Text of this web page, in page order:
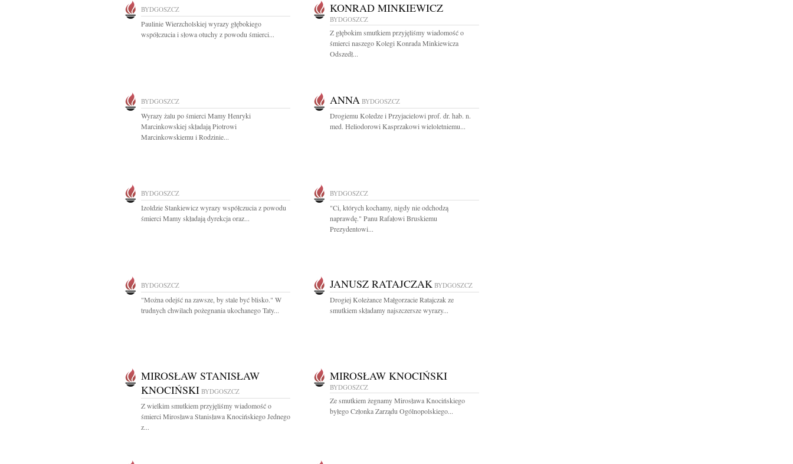
BYDGOSZCZ
Paulinie Wierzcholskiej wyrazy głębokiego
współczucia i słowa otuchy z powodu śmierci...
KONRAD MINKIEWICZ
BYDGOSZCZ
Z głębokim smutkiem przyjęliśmy wiadomość o
śmierci naszego Kolegi Konrada Minkiewicza
Odszedł...
BYDGOSZCZ
Wyrazy żalu po śmierci Mamy Henryki
Marcinkowskiej składają Piotrowi
Marcinkowskiemu i Rodzinie...
ANNA BYDGOSZCZ
Drogiemu Koledze i Przyjacielowi prof. dr. hab. n.
med. Heliodorowi Kasprzakowi wieloletniemu...
BYDGOSZCZ
Izoldzie Stankiewicz wyrazy współczucia z powodu
śmierci Mamy składają dyrekcja oraz...
BYDGOSZCZ
"Ci, których kochamy, nigdy nie odchodzą
naprawdę." Panu Rafałowi Bruskiemu
Prezydentowi...
BYDGOSZCZ
"Można odejść na zawsze, by stale być blisko." W
trudnych chwilach pożegnania ukochanego Taty...
JANUSZ RATAJCZAK BYDGOSZCZ
Drogiej Koleżance Małgorzacie Ratajczak ze
smutkiem składamy najszczersze wyrazy...
MIROSŁAW STANISŁAW
KNOCIŃSKI BYDGOSZCZ
Z wielkim smutkiem przyjęliśmy wiadomość o
śmierci Mirosława Stanisława Knocińskiego Jednego
z...
MIROSŁAW KNOCIŃSKI
BYDGOSZCZ
Ze smutkiem żegnamy Mirosława Knocińskiego
byłego Członka Zarządu Ogólnopolskiego...